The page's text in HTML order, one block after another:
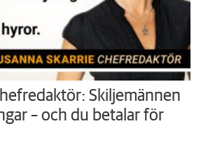
Skiljemännen
– och du betalar för